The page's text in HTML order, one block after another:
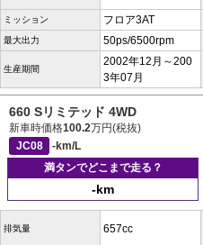
ミッション フロア3AT
最大出力 50ps/6500rpm
生産期間
2002年12月～200
3年07月
660 Sリミテッド 4WD
新車時価格100.2万円(税抜)
JC08
-km/L
満タンでどこまで走る？
-km
排気量 657cc